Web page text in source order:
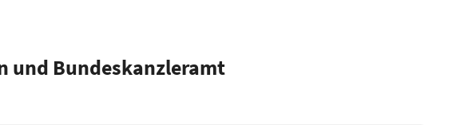
und Bundeskanzleramt